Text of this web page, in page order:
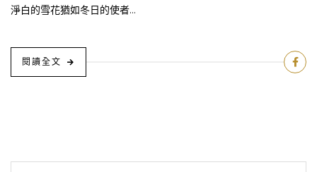
淨白的雪花猶如冬日的使者...
閱讀全文